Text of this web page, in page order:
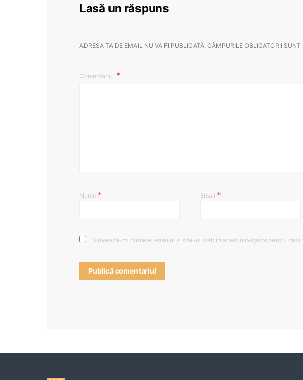
Lasă un răspuns
ADRESA TA DE EMAIL NU VA FI PUBLICATĂ. CÂMPURILE OBLIGATORII SUNT
Comentariu
Nume * Email *
Salvează-mi numele, emailul și site-ul web în acest navigator pentru data